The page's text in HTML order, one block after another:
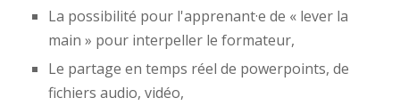
La possibilité pour l'apprenant·e de « lever la
main » pour interpeller le formateur,
Le partage en temps réel de powerpoints, de
fichiers audio, vidéo,